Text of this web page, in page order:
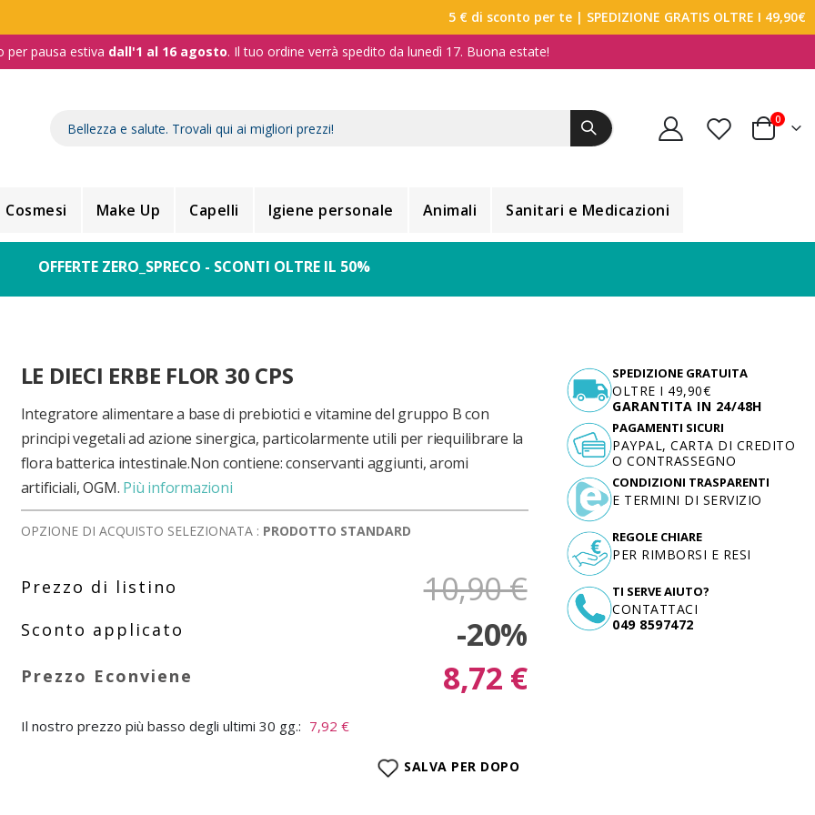
5 € di sconto per te | SPEDIZIONE GRATIS OLTRE I 49,90€
per pausa estiva dall'1 al 16 agosto. Il tuo ordine verrà spedito da lunedì 17. Buona estate!
Carrello
0
Cosmesi Make Up Capelli Igiene personale Animali Sanitari e Medicazioni
OFFERTE ZERO_SPRECO - SCONTI OLTRE IL 50%
LE DIECI ERBE FLOR 30 CPS
Integratore alimentare a base di prebiotici e vitamine del gruppo B con
principi vegetali ad azione sinergica, particolarmente utili per riequilibrare la
flora batterica intestinale.Non contiene: conservanti aggiunti, aromi
artificiali, OGM. Più informazioni
OPZIONE DI ACQUISTO SELEZIONATA : PRODOTTO STANDARD
10,90 €
-20%
8,72 €
Il nostro prezzo più basso degli ultimi 30 gg.: 7,92 €
SALVA PER DOPO
SPEDIZIONE GRATUITA
OLTRE I 49,90€
GARANTITA IN 24/48H
TI SERVE AIUTO?
CONTATTACI
049 8597472
PAGAMENTI SICURI
PAYPAL, CARTA DI CREDITO
O CONTRASSEGNO
CONDIZIONI TRASPARENTI
E TERMINI DI SERVIZIO
REGOLE CHIARE
PER RIMBORSI E RESI